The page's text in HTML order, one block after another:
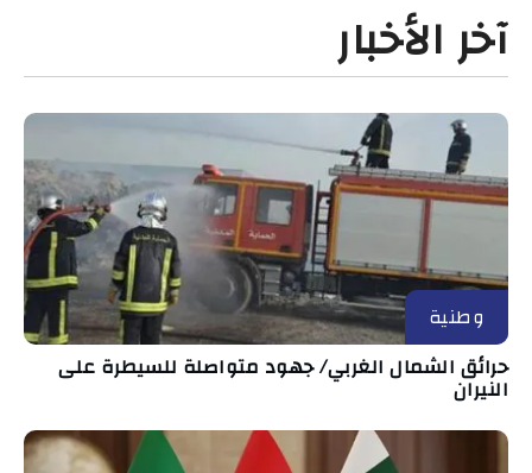
آخر الأخبار
وطنية
حرائق الشمال الغربي/ جهود متواصلة للسيطرة على
النيران